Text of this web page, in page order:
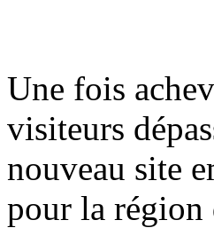
Une fois
visiteurs
nouveau site
pour la